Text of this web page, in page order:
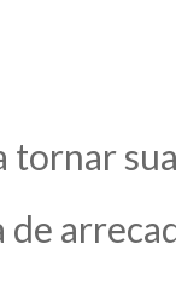
tornar sua
de